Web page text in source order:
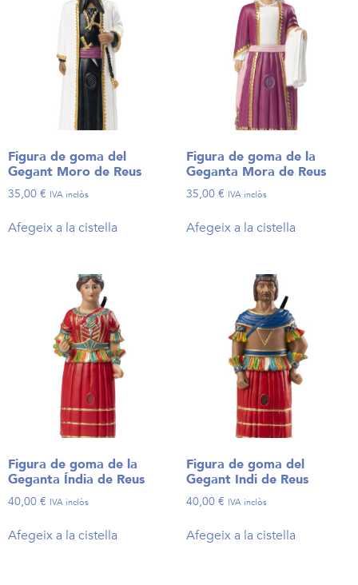
Figura de goma del
Gegant Moro de Reus
35,00 € IVA inclòs
Afegeix a la cistella
Figura de goma de la
Geganta Mora de Reus
35,00 € IVA inclòs
Afegeix a la cistella
Figura de goma de la
Geganta Índia de Reus
40,00 € IVA inclòs
Afegeix a la cistella
Figura de goma del
Gegant Indi de Reus
40,00 € IVA inclòs
Afegeix a la cistella